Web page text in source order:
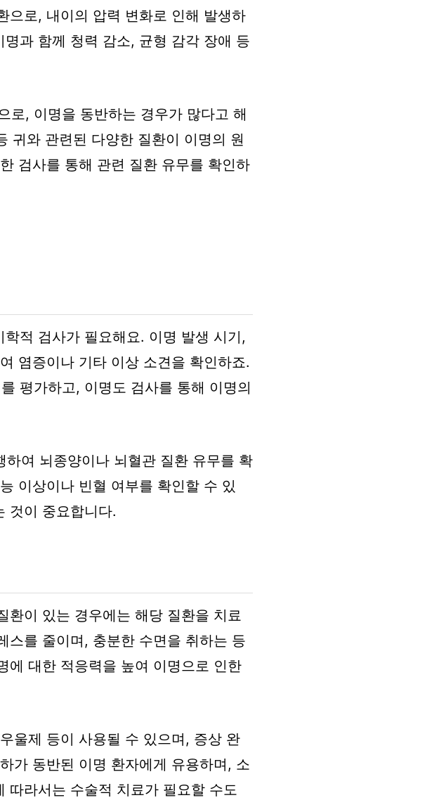
으로, 내이의 압력 변화로 인해 발생하
과 함께 청력 감소, 균형 감각 장애 등
로, 이명을 동반하는 경우가 많다고 해
귀와 관련된 다양한 질환이 이명의 원
검사를 통해 관련 질환 유무를 확인하
적 검사가 필요해요. 이명 발생 시기,
염증이나 기타 이상 소견을 확인하죠.
평가하고, 이명도 검사를 통해 이명의
여 뇌종양이나 뇌혈관 질환 유무를 확
이상이나 빈혈 여부를 확인할 수 있
것이 중요합니다.
환이 있는 경우에는 해당 질환을 치료
스를 줄이며, 충분한 수면을 취하는 등
에 대한 적응력을 높여 이명으로 인한
울제 등이 사용될 수 있으며, 증상 완
가 동반된 이명 환자에게 유용하며, 소
따라서는 수술적 치료가 필요할 수도